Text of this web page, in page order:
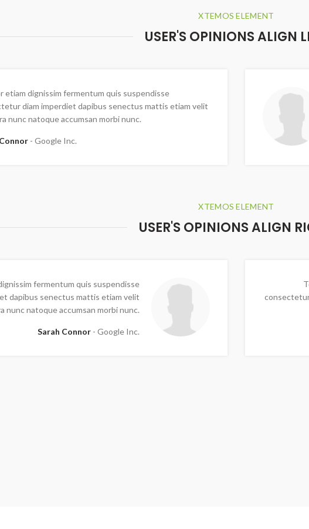
XTEMOS ELEMENT
USER'S OPINIONS ALIGN
etiam dignissim fermentum quis suspendisse
diam imperdiet dapibus senectus mattis etiam velit
nunc natoque accumsan morbi nunc.
Google Inc.
XTEMOS ELEMENT
USER'S OPINIONS ALIGN
fermentum quis suspendisse
dapibus senectus mattis etiam velit
nunc natoque accumsan morbi nunc.
Sarah Connor Google Inc.